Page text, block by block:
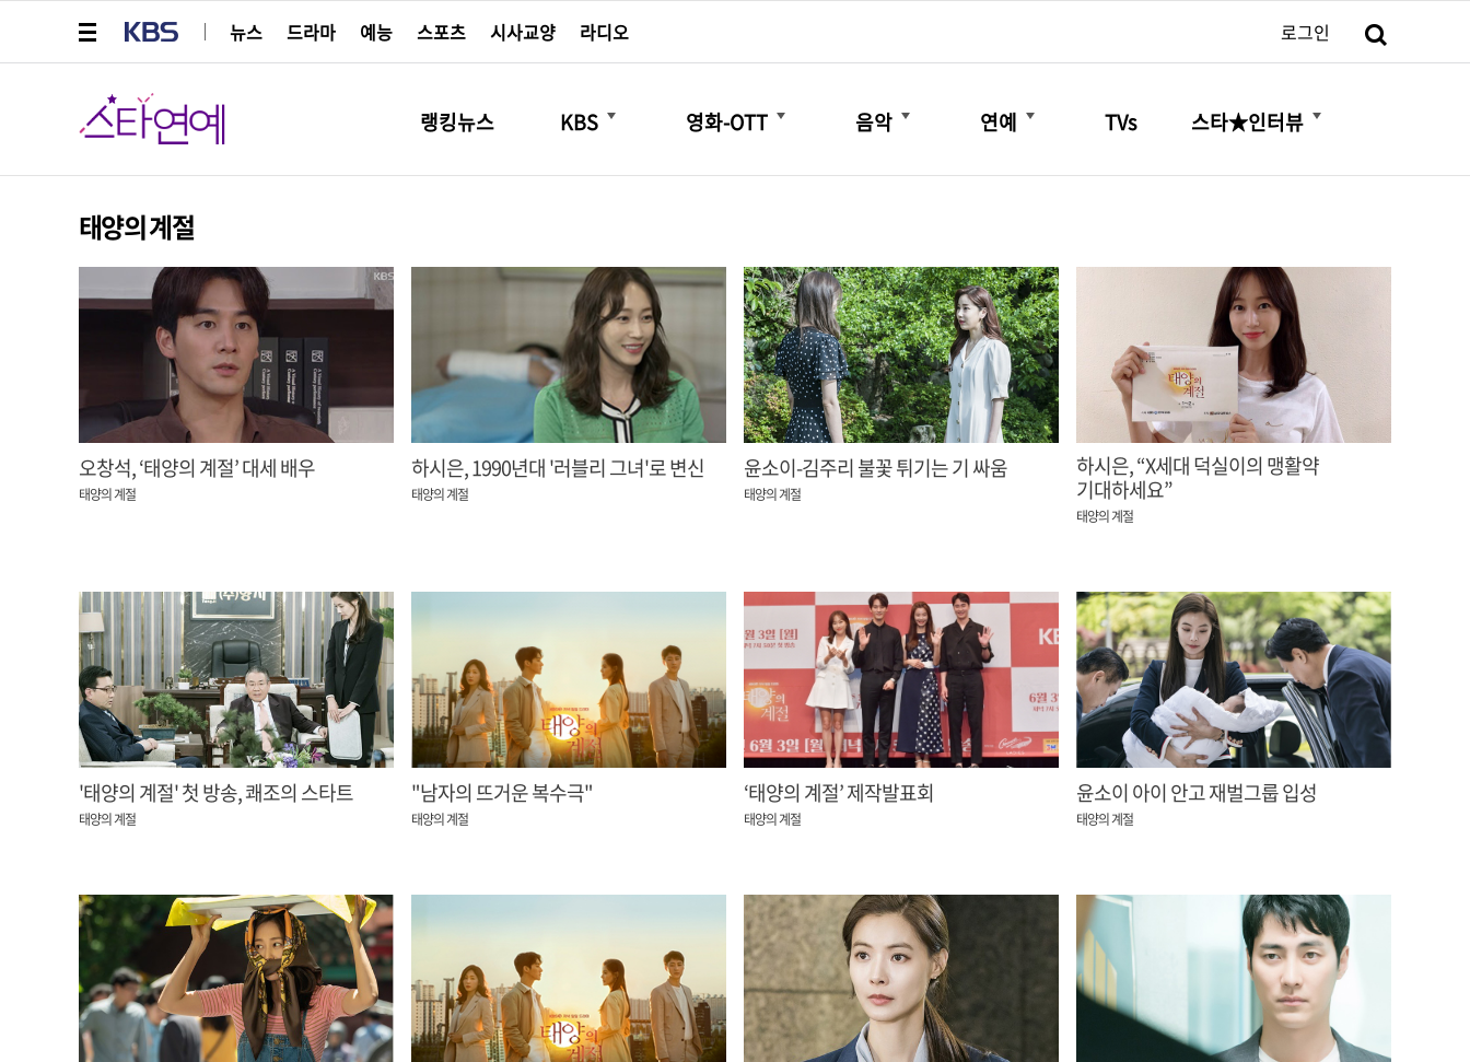
뉴스
드라마 예능 스포츠 시사교양 라디오 로그인
스타연예
랭킹뉴스 KBS
더보기
영화-OTT
더보기
음악
더보기
연예
더보기
TVs 스타★인터뷰
더보기
태양의 계절
오창석, ‘태양의 계절’ 대세 배우
태양의 계절
하시은, 1990년대 '러블리 그녀'로 변신
태양의 계절
윤소이-김주리 불꽃 튀기는 기 싸움
태양의 계절
하시은, “X세대 덕실이의 맹활약
기대하세요”
태양의 계절
'태양의 계절' 첫 방송, 쾌조의 스타트
태양의 계절
"남자의 뜨거운 복수극"
태양의 계절
‘태양의 계절’ 제작발표회
태양의 계절
윤소이 아이 안고 재벌그룹 입성
태양의 계절